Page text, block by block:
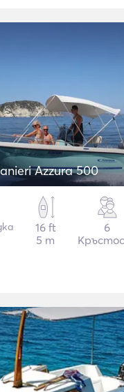
Azzura 500
16 ft
5 m
6